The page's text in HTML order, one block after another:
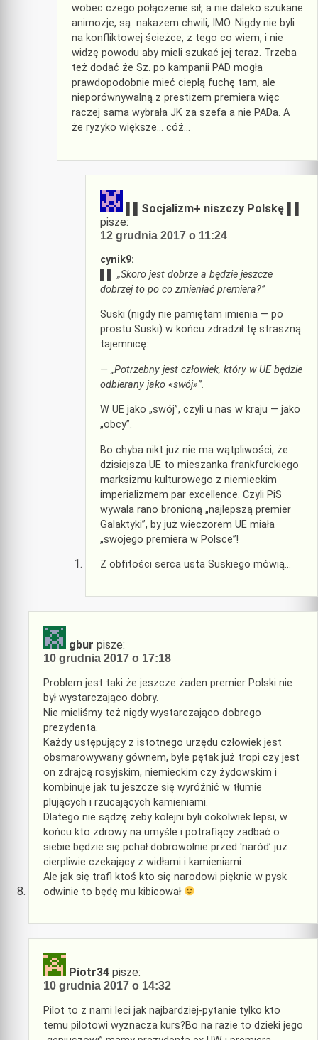
wobec czego połączenie sił, a nie daleko szukane
animozje, są nakazem chwili, IMO. Nigdy nie byli
na konfliktowej ścieżce, z tego co wiem, i nie
widzę powodu aby mieli szukać jej teraz. Trzeba
też dodać że Sz. po kampanii PAD mogła
prawdopodobnie mieć ciepłą fuchę tam, ale
nieporównywalną z prestiżem premiera więc
raczej sama wybrała JK za szefa a nie PADa. A
że ryzyko większe… cóż…
▌▌Socjalizm+ niszczy Polskę ▌▌
pisze:
12 grudnia 2017 o 11:24
cynik9:
„Skoro jest dobrze a będzie jeszcze
dobrzej to po co zmieniać premiera?”
Suski (nigdy nie pamiętam imienia — po
prostu Suski) w końcu zdradził tę straszną
tajemnicę:
— „Potrzebny jest człowiek, który w UE będzie
odbierany jako «swój»”.
W UE jako „swój”, czyli u nas w kraju — jako
„obcy”.
Bo chyba nikt już nie ma wątpliwości, że
dzisiejsza UE to mieszanka frankfurckiego
marksizmu kulturowego z niemieckim
imperializmem par excellence. Czyli PiS
wywala rano bronioną „najlepszą premier
Galaktyki”, by już wieczorem UE miała
„swojego premiera w Polsce”!
Z obfitości serca usta Suskiego mówią…
gbur pisze:
10 grudnia 2017 o 17:18
Problem jest taki że jeszcze żaden premier Polski nie
był wystarczająco dobry.
Nie mieliśmy też nigdy wystarczająco dobrego
prezydenta.
Każdy ustępujący z istotnego urzędu człowiek jest
obsmarowywany gównem, byle pętak już tropi czy jest
on zdrajcą rosyjskim, niemieckim czy żydowskim i
kombinuje jak tu jeszcze się wyróżnić w tłumie
plujących i rzucających kamieniami.
Dlatego nie sądzę żeby kolejni byli cokolwiek lepsi, w
końcu kto zdrowy na umyśle i potrafiący zadbać o
siebie będzie się pchał dobrowolnie przed 'naród’ już
cierpliwie czekający z widłami i kamieniami.
Ale jak się trafi ktoś kto się narodowi pięknie w pysk
odwinie to będę mu kibicował
Piotr34 pisze:
10 grudnia 2017 o 14:32
Pilot to z nami leci jak najbardziej-pytanie tylko kto
temu pilotowi wyznacza kurs?Bo na razie to dzieki jego